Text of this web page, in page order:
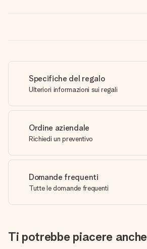
Specifiche del regalo
Ulteriori informazioni sui regali
Ordine aziendale
Richiedi un preventivo
Domande frequenti
Tutte le domande frequenti
Ti potrebbe piacere anche